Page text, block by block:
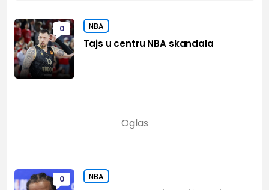
0 NBA
Tajs u centru NBA skandala
0 NBA